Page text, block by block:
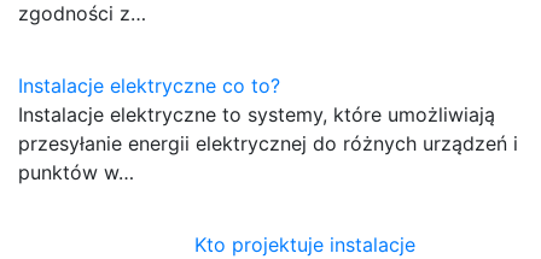
zgodności z…
Instalacje elektryczne co to?
Instalacje elektryczne to systemy, które umożliwiają
przesyłanie energii elektrycznej do różnych urządzeń i
punktów w…
Kto projektuje instalacje